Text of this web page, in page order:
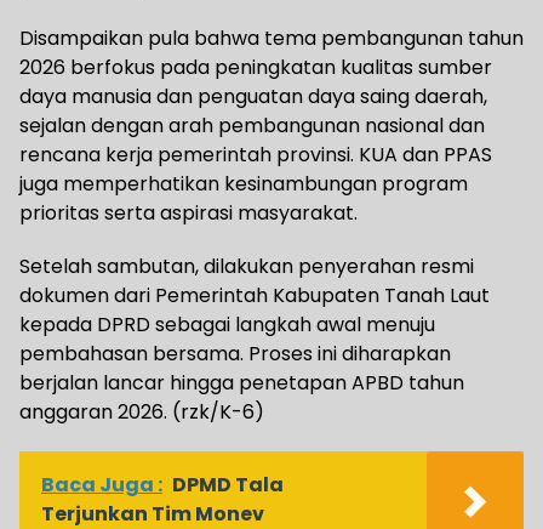
Disampaikan pula bahwa tema pembangunan tahun
2026 berfokus pada peningkatan kualitas sumber
daya manusia dan penguatan daya saing daerah,
sejalan dengan arah pembangunan nasional dan
rencana kerja pemerintah provinsi. KUA dan PPAS
juga memperhatikan kesinambungan program
prioritas serta aspirasi masyarakat.
Setelah sambutan, dilakukan penyerahan resmi
dokumen dari Pemerintah Kabupaten Tanah Laut
kepada DPRD sebagai langkah awal menuju
pembahasan bersama. Proses ini diharapkan
berjalan lancar hingga penetapan APBD tahun
anggaran 2026. (rzk/K-6)
Baca Juga : DPMD Tala
Terjunkan Tim Monev